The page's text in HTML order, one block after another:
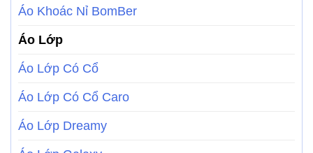
Áo Khoác Nỉ BomBer
Áo Lớp
Áo Lớp Có Cổ
Áo Lớp Có Cổ Caro
Áo Lớp Dreamy